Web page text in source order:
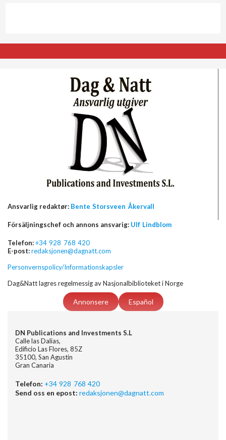
Ansvarlig redaktør: Bente Storsveen Åkervall
Försäljningschef och annons ansvarig: Ulf Lindblom
Telefon:+34 928 768 420
E-post:redaksjonen@dagnatt.com
Personvernspolicy/Informationskapsler
Dag&Natt lagres regelmessig av Nasjonalbiblioteket i Norge
Annonsere Español
DN Publications and Investments S.L
Calle las Dalias,
Edificio Las Flores, 85Z
35100, San Agustin
Gran Canaria
Telefon: +34 928 768 420
Send oss en epost: redaksjonen@dagnatt.com